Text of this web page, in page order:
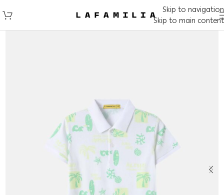
Skip to navigation
Skip to main content